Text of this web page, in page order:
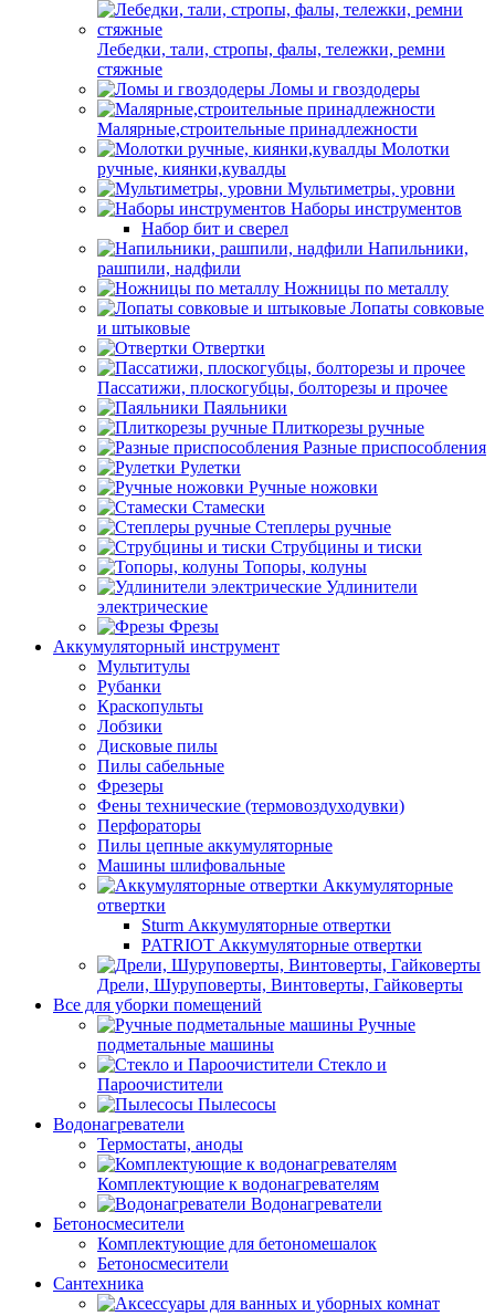
Лебедки, тали, стропы, фалы, тележки, ремни
стяжные
Ломы и гвоздодеры
Малярные,строительные принадлежности
Молотки
ручные, киянки,кувалды
Мультиметры, уровни
Наборы инструментов
Набор бит и сверел
Напильники,
рашпили, надфили
Ножницы по металлу
Лопаты совковые
и штыковые
Отвертки
Пассатижи, плоскогубцы, болторезы и прочее
Паяльники
Плиткорезы ручные
Разные приспособления
Рулетки
Ручные ножовки
Стамески
Степлеры ручные
Струбцины и тиски
Топоры, колуны
Удлинители
электрические
Фрезы
Аккумуляторный инструмент
Мультитулы
Рубанки
Краскопульты
Лобзики
Дисковые пилы
Пилы сабельные
Фрезеры
Фены технические (термовоздуходувки)
Перфораторы
Пилы цепные аккумуляторные
Машины шлифовальные
Аккумуляторные
отвертки
Sturm Аккумуляторные отвертки
PATRIOT Аккумуляторные отвертки
Дрели, Шуруповерты, Винтоверты, Гайковерты
Все для уборки помещений
Ручные
подметальные машины
Стекло и
Пароочистители
Пылесосы
Водонагреватели
Термостаты, аноды
Комплектующие к водонагревателям
Водонагреватели
Бетоносмесители
Комплектующие для бетономешалок
Бетоносмесители
Сантехника